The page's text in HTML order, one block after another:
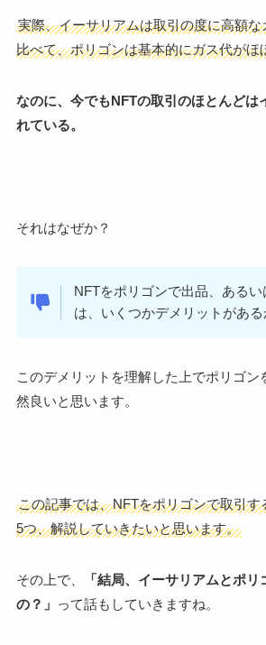
実際、イーサリアムは取引の度に高額
比べて、ポリゴンは基本的にガス代がほ
なのに、今でもNFTの取引のほとんどは
れている。
それはなぜか？
NFTをポリゴンで出品、ある
は、いくつかデメリットがある
このデメリットを理解した上でポリゴン
然良いと思います。
この記事では、NFTをポリゴンで取引す
5つ、解説していきたいと思います。
その上で、
「結局、イーサリアムとポ
の？」 って話もしていきますね。